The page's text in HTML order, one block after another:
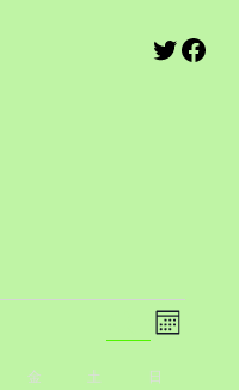
Twitter
イ
索
イ
ベ
カ
金 土 日